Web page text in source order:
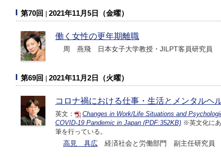
第70回 2021年11月5日（金曜）
働く女性の更年期離職
周 燕飛 日本女子大学教授・JILPT客員研究員
第69回 2021年11月2日（火曜）
コロナ禍における仕事・生活とメンタルヘ
英文：
Changes in Work/Life Situations and
COVID-19 Pandemic in Japan (PDF:352KB) ※英文化に
筆を行っている。
高見 具広 経済社会と労働部門 副主任研究員